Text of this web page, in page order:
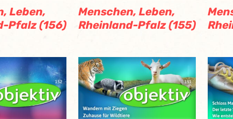
Leben,
Pfalz (156)
Menschen, Leben,
Rheinland-Pfalz (155)